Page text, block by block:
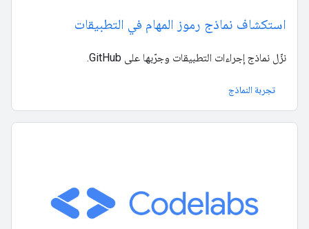
استكشاف نماذج رموز المهام في التطبيقات
نزّل نماذج إجراءات التطبيقات وجرّبها على GitHub.
تجربة النماذج